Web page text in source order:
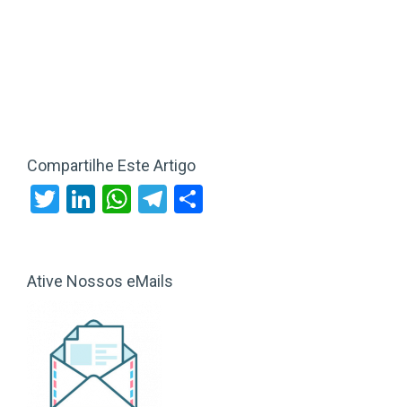
Compartilhe Este Artigo
Twitter
LinkedIn
WhatsApp
Telegram
Ative Nossos eMails